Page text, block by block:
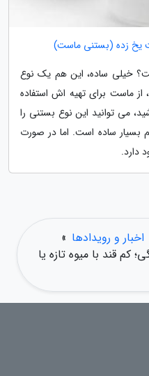
یخ زده (بستنی ماست)
خیلی ساده، این هم یک نوع
ماست برای تهیه اش استفاده
می توانید این نوع بستنی را
بسیار ساده است. اما در صورت
دارد.
اخبار و رویدادها »
کم قند با میوه تازه یا